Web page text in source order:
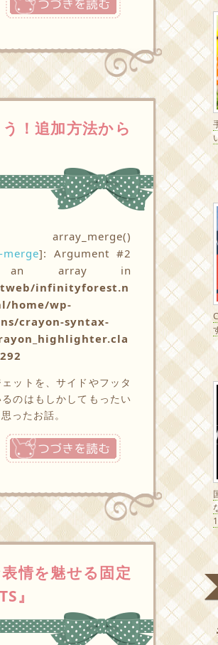
！追加方法から
]: Argument #2
array in
infinityforest.n
home/wp-
crayon-syntax-
292
ットを、サイドやフッタ
のはもしかしてもったい
ったお話。
つづきを読む
情を魅せる固定
』